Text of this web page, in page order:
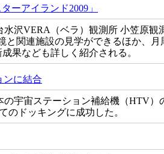
ーアイランド2009」
水沢VERA（ベラ）観測所 小笠原
と関連施設の見学ができるほか、
果なども詳しく紹介される。
ンに結合
の宇宙ステーション補給機（HTV
のドッキングに成功した。